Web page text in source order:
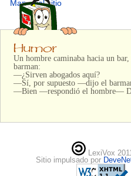
Mapa del sitio
Un hombre caminaba hacia un
barman:
—¿Sirven abogados aquí?
—Sí, por supuesto —dijo el
—Bien —respondió el hombre—
LexiVox
Sitio impulsado por